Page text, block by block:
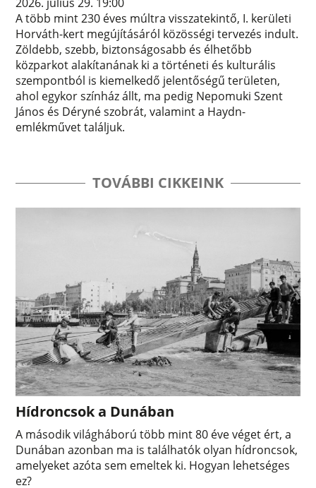
A több mint 230 éves múltra visszatekintő, I. kerületi
Horváth-kert megújításáról közösségi tervezés indult.
Zöldebb, szebb, biztonságosabb és élhetőbb
közparkot alakítanának ki a történeti és kulturális
szempontból is kiemelkedő jelentőségű területen,
ahol egykor színház állt, ma pedig Nepomuki Szent
János és Déryné szobrát, valamint a Haydn-
emlékművet találjuk.
TOVÁBBI CIKKEINK
Hídroncsok a Dunában
A második világháború több mint 80 éve véget ért, a
Dunában azonban ma is találhatók olyan hídroncsok,
amelyeket azóta sem emeltek ki. Hogyan lehetséges
ez?